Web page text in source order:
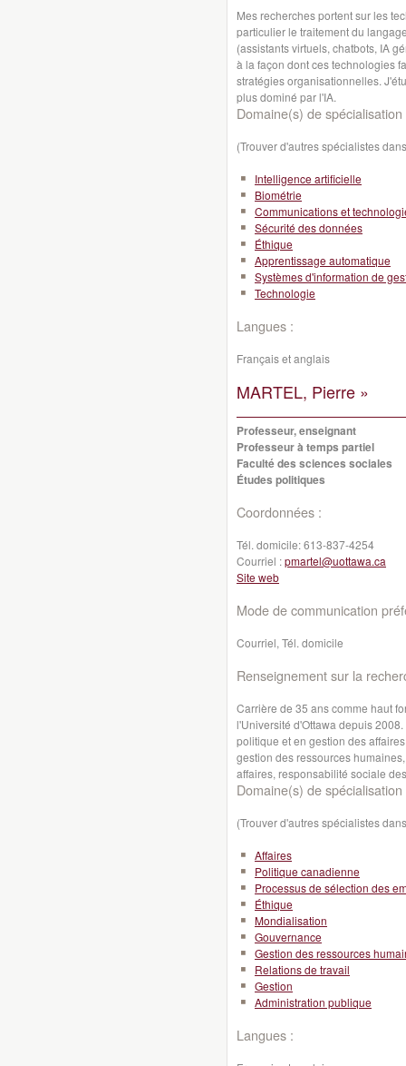
Mes recherches portent sur les
particulier le traitement du
(assistants virtuels, chatbots, IA
à la façon dont ces technologies
stratégies organisationnelles.
plus dominé par l'IA.
Domaine(s) de spécialisation
(Trouver d'autres spécialistes
Intelligence artificielle
Biométrie
Communications et
Sécurité des données
Éthique
Apprentissage automatique
Systèmes d'information de
Technologie
Langues :
Français et anglais
MARTEL, Pierre »
Professeur, enseignant
Professeur à temps partiel
Faculté des sciences sociales
Études politiques
Coordonnées :
Tél. domicile:613-837-4254
Courriel :pmartel@uottawa.ca
Site web
Mode de communication
Courriel, Tél. domicile
Renseignement sur la
Carrière de 35 ans comme haut
l'Université d'Ottawa depuis
politique et en gestion des
gestion des ressources
affaires, responsabilité sociale
Domaine(s) de spécialisation
(Trouver d'autres spécialistes
Affaires
Politique canadienne
Processus de sélection des
Éthique
Mondialisation
Gouvernance
Gestion des ressources
Relations de travail
Gestion
Administration publique
Langues :